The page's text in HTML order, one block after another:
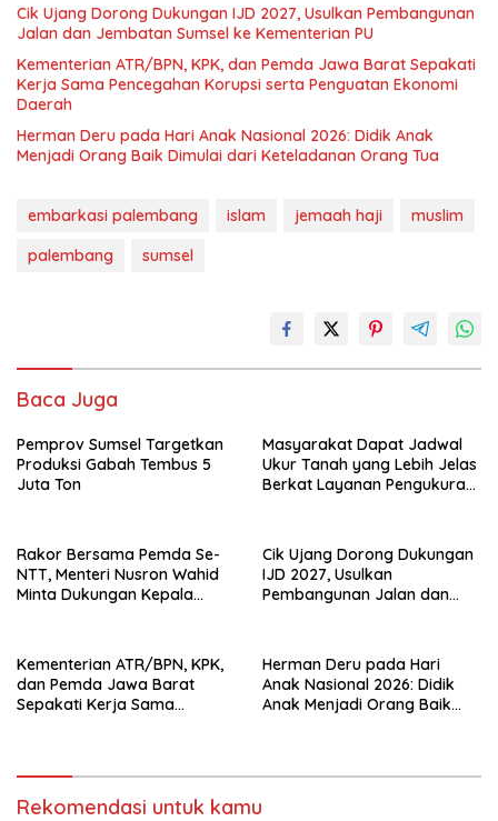
Cik Ujang Dorong Dukungan IJD 2027, Usulkan Pembangunan
Jalan dan Jembatan Sumsel ke Kementerian PU
Kementerian ATR/BPN, KPK, dan Pemda Jawa Barat Sepakati
Kerja Sama Pencegahan Korupsi serta Penguatan Ekonomi
Daerah
Herman Deru pada Hari Anak Nasional 2026: Didik Anak
Menjadi Orang Baik Dimulai dari Keteladanan Orang Tua
embarkasi palembang islam jemaah haji
muslim
palembang
sumsel
Baca Juga
Pemprov Sumsel Targetkan
Produksi Gabah Tembus 5
Juta Ton
Masyarakat Dapat Jadwal
Ukur Tanah yang Lebih Jelas
Berkat Layanan Pengukuran
Rakor Bersama Pemda Se-
NTT, Menteri Nusron Wahid
Minta Dukungan Kepala
Pertanahan
Cik Ujang Dorong Dukungan
IJD 2027, Usulkan
Pembangunan Jalan dan
Kementerian ATR/BPN, KPK,
dan Pemda Jawa Barat
Sepakati Kerja Sama
Herman Deru pada Hari
Anak Nasional 2026: Didik
Anak Menjadi Orang Baik
Rekomendasi untuk kamu